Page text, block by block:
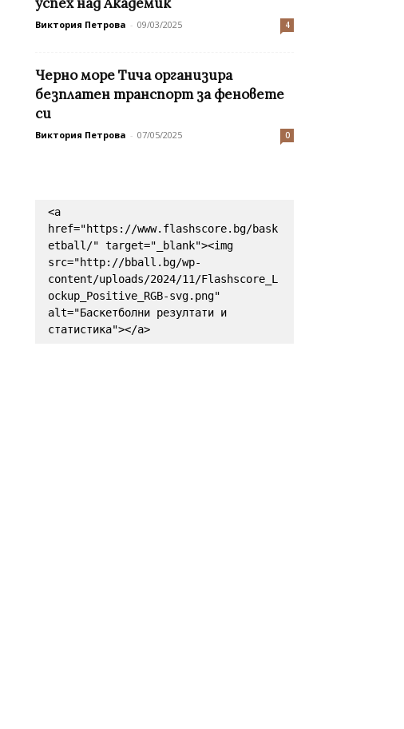
Виктория Петрова - 09/03/2025 4
Черно море Тича организира
безплатен транспорт за феновете
си
Виктория Петрова - 07/05/2025 0
<a
href="https://www.flashscore.bg/bask
etball/" target="_blank"><img
src="http://bball.bg/wp-
content/uploads/2024/11/Flashscore_L
ockup_Positive_RGB-svg.png"
alt="Баскетболни резултати и
статистика"></a>